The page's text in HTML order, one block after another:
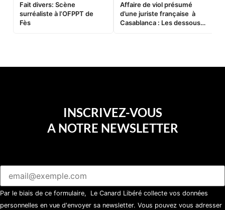
Fait divers: Scène
surréaliste à l’OFPPT de
Fès
Affaire de viol présumé
d’une juriste française à
Casablanca : Les dessous
INSCRIVEZ-VOUS
A NOTRE NEWSLETTER
Par le biais de ce formulaire, Le Canard Libéré collecte vos données
personnelles en vue d'envoyer sa newsletter. Vous pouvez vous adresser